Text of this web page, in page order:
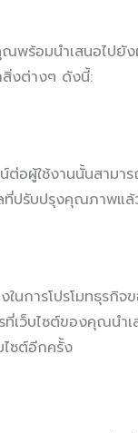
พร้อมนำเสนอไป
สิ่งต่างๆ ดังนี้:
ต่อผู้ใช้งานนั้นสาม
ที่ปรับปรุงคุณภาพแล้
การโปรโมทธุรกิจ
ว็บไซต์ของคุณนำเ
ไซต์อีกครั้ง